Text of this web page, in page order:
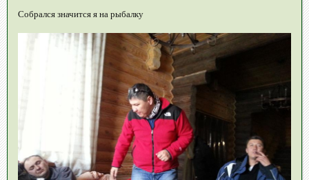
Собрался значится я на рыбалку